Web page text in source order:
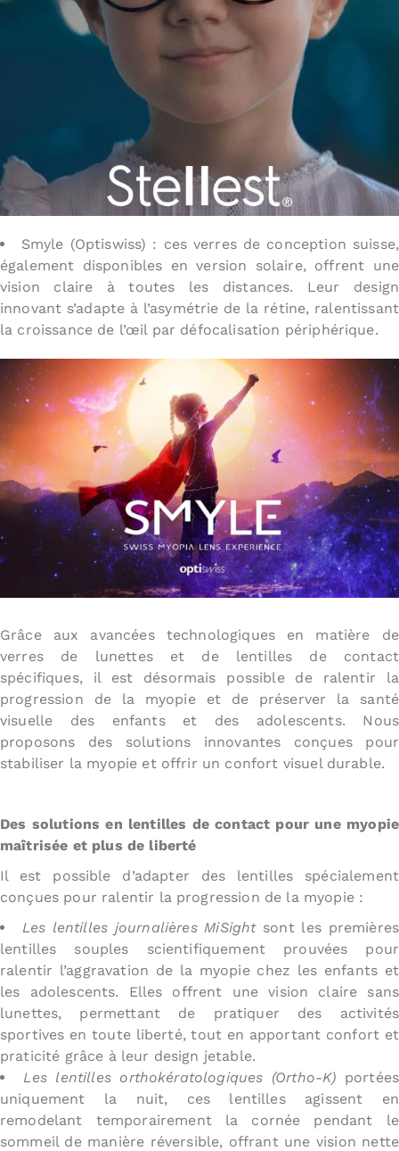
Smyle (Optiswiss) : ces verres de conception suisse,
également disponibles en version solaire, offrent une
vision claire à toutes les distances. Leur design
innovant s’adapte à l’asymétrie de la rétine, ralentissant
la croissance de l’œil par défocalisation périphérique.
Grâce aux avancées technologiques en matière de
verres de lunettes et de lentilles de contact
spécifiques, il est désormais possible de ralentir la
progression de la myopie et de préserver la santé
visuelle des enfants et des adolescents. Nous
proposons des solutions innovantes conçues pour
stabiliser la myopie et offrir un confort visuel durable.
Des solutions en lentilles de contact pour une myopie
maîtrisée et plus de liberté
Il est possible d’adapter des lentilles spécialement
conçues pour ralentir la progression de la myopie :
Les lentilles journalières MiSightsont les premières
lentilles souples scientifiquement prouvées pour
ralentir l’aggravation de la myopie chez les enfants et
les adolescents. Elles offrent une vision claire sans
lunettes, permettant de pratiquer des activités
sportives en toute liberté, tout en apportant confort et
praticité grâce à leur design jetable.
Les lentilles orthokératologiques (Ortho-K) portées
uniquement la nuit, ces lentilles agissent en
remodelant temporairement la cornée pendant le
sommeil de manière réversible, offrant une vision nette